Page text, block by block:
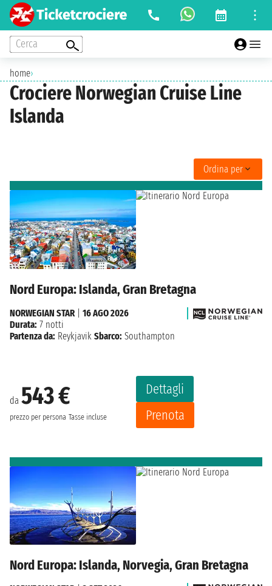
Cerca
home›
Crociere Norwegian Cruise Line
Islanda
Ordina per
Nord Europa: Islanda, Gran Bretagna
da 543 €
prezzo per persona Tasse incluse
Dettagli
Prenota
NORWEGIAN STAR
16 AGO 2026
Durata: 7 notti
Partenza da: Reykjavik Sbarco: Southampton
Nord Europa: Islanda, Norvegia, Gran Bretagna